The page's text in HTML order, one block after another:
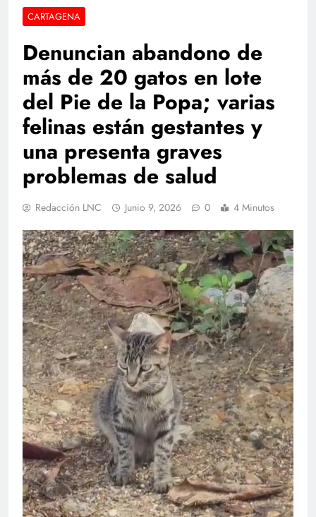
CARTAGENA
Denuncian abandono de
más de 20 gatos en lote
del Pie de la Popa; varias
felinas están gestantes y
una presenta graves
problemas de salud
Redacción LNC Junio 9, 2026 0 4 Minutos